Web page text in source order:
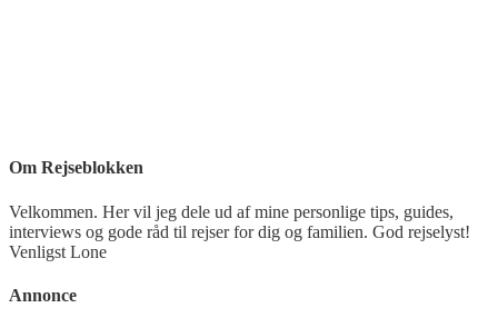
Om Rejseblokken
Velkommen. Her vil jeg dele ud af mine personlige tips, guides,
interviews og gode råd til rejser for dig og familien. God rejselyst!
Venligst Lone
Annonce